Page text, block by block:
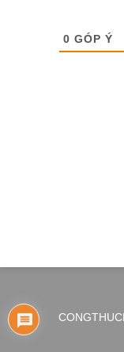
0 GÓP Ý